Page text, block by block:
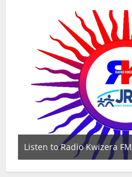
Listen to Radio Kwizera FM